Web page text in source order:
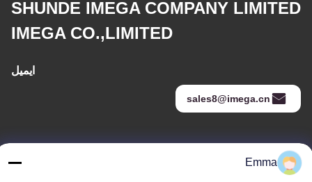
SHUNDE IMEGA COMPANY LIMITED
IMEGA CO.,LIMITED
ایمیل
sales8@imega.cn
آدرس
Emma